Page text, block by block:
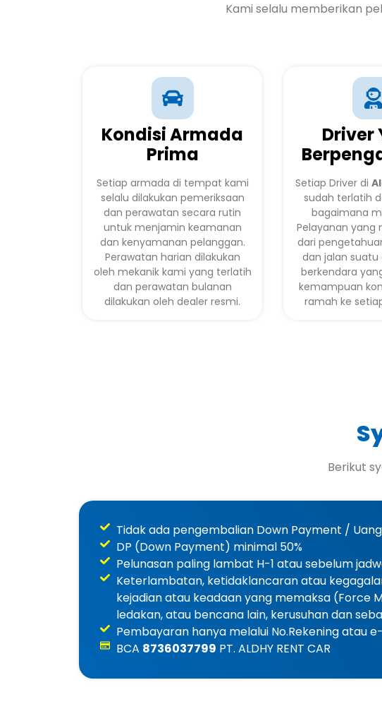
Kami selalu memberikan
Kondisi Armada
Prima
Setiap armada di tempat kami
selalu dilakukan pemeriksaan
dan perawatan secara rutin
untuk menjamin keamanan
dan kenyamanan pelanggan.
Perawatan harian dilakukan
oleh mekanik kami yang terlatih
dan perawatan bulanan
dilakukan oleh dealer resmi.
Driver
Setiap Driver di
sudah terlatih
bagaimana
Pelayanan yang
dari
dan jalan suatu
berkendara
kemampuan
ramah ke
Berikut
Tidak ada pengembalian Down Payment /
DP (Down Payment) minimal 50%
Pelunasan paling lambat H-1 atau sebelum
Keterlambatan, ketidaklancaran atau
kejadian atau keadaan yang memaksa (Force
ledakan, atau bencana lain, kerusuhan dan
Pembayaran hanya melalui No.Rekening atau
BCA 8736037799 PT. ALDHY RENT CAR